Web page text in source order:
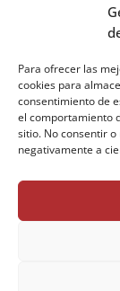
Para ofrecer las
cookies para
consentimiento de
el comportamiento
sitio. No consentir
negativamente a
MV
«No somos
velan por
La correduría de
referencia
gracias a un
profesionales, le